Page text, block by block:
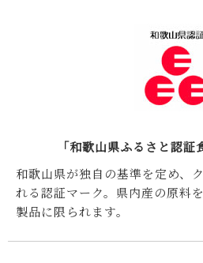
「和歌山県ふるさと認証
和歌山県が独自の基準を定め、
れる認証マーク。県内産の原料
製品に限られます。